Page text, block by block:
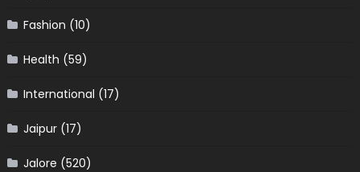
Fashion (10)
Health (59)
International (17)
Jaipur(17)
Jalore (520)